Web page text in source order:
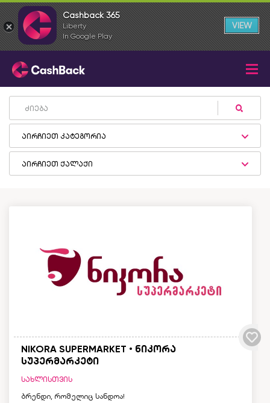
აირჩიეთ კატეგორია
აირჩიეთ ქალაქი
NIKORA SUPERMARKET • ნიკორა
სუპერმარკეტი
სახლისთვის
ბრენდი, რომელიც სანდოა!
Cashback 365
Liberty
In Google Play
VIEW